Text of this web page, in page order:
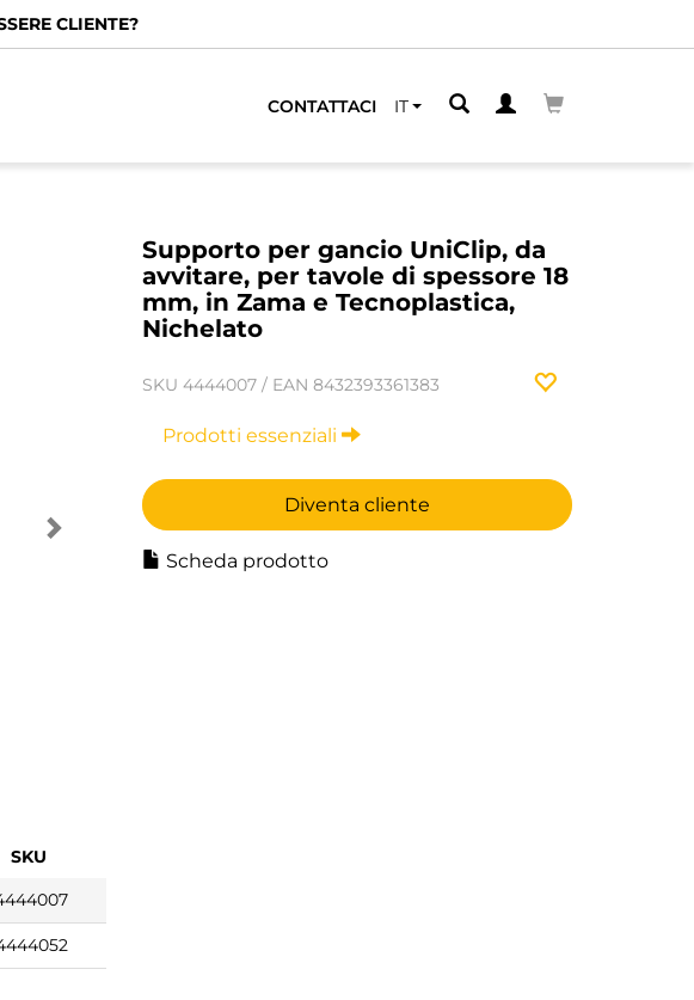
IL PIÙ VICINO
CONTATTACI IT
Supporto per gancio UniClip, da
avvitare, per tavole di spessore 18
mm, in Zama e Tecnoplastica,
Nichelato
SKU 4444007 / EAN 8432393361383
Prodotti essenziali
Diventa cliente
Scheda prodotto
SKU